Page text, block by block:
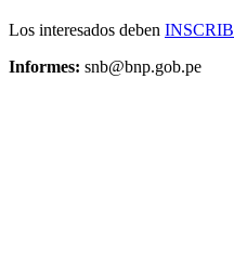
Los interesados deben
Informes: snb@bnp.gob.pe